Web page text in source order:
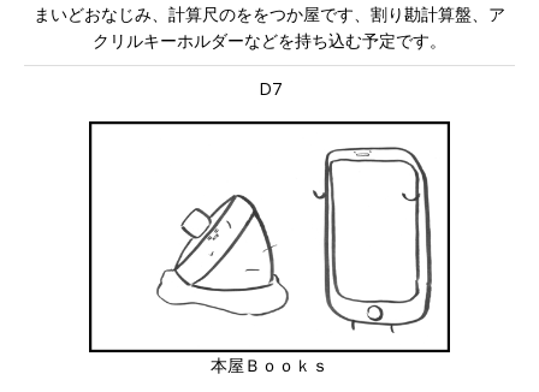
まいどおなじみ、計算尺のををつか屋です、割り勘計算盤、ア
クリルキーホルダーなどを持ち込む予定です。
D7
本屋Ｂｏｏｋｓ